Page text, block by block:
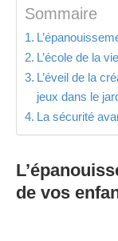
Sommaire
L’école de la
L’éveil de la
jeux dans le
La sécurité
de vos